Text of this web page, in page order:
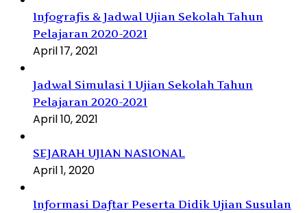
Infografis & Jadwal Ujian Sekolah Tahun
Pelajaran 2020-2021
April 17, 2021
Jadwal Simulasi 1 Ujian Sekolah Tahun
Pelajaran 2020-2021
April 10, 2021
SEJARAH UJIAN NASIONAL
April 1, 2020
Informasi Daftar Peserta Didik Ujian Susulan